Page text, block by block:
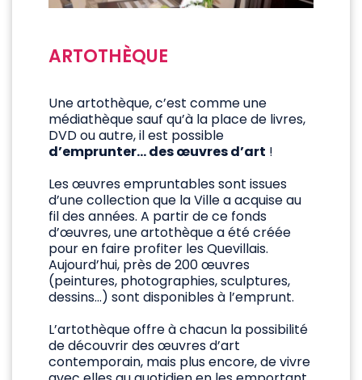
ARTOTHÈQUE
Une artothèque, c’est comme une
médiathèque sauf qu’à la place de livres,
DVD ou autre, il est possible
d’emprunter… des œuvres d’art !
Les œuvres empruntables sont issues
d’une collection que la Ville a acquise au
fil des années. A partir de ce fonds
d’œuvres, une artothèque a été créée
pour en faire profiter les Quevillais.
Aujourd’hui, près de 200 œuvres
(peintures, photographies, sculptures,
dessins…) sont disponibles à l’emprunt.
L’artothèque offre à chacun la possibilité
de découvrir des œuvres d’art
contemporain, mais plus encore, de vivre